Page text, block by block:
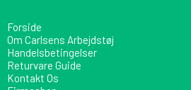
Forside
Om Carlsens Arbejdstøj
Handelsbetingelser
Returvare Guide
Kontakt Os